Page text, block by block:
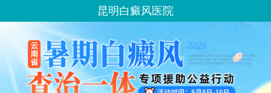
昆明白癜风医院